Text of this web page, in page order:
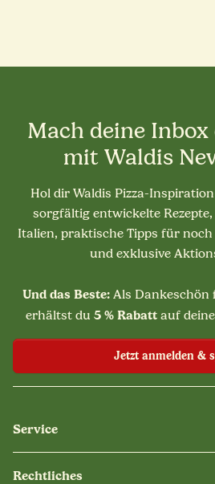
Mach deine
mit Waldis
Hol dir Waldis Pizza-
sorgfältig entwickelte
Italien, praktische Tipps für noch
und exklusive
Und das Beste: Als Dankeschön
erhältst du 5 % Rabattauf
Jetzt anmelden &
Service
Rechtliches